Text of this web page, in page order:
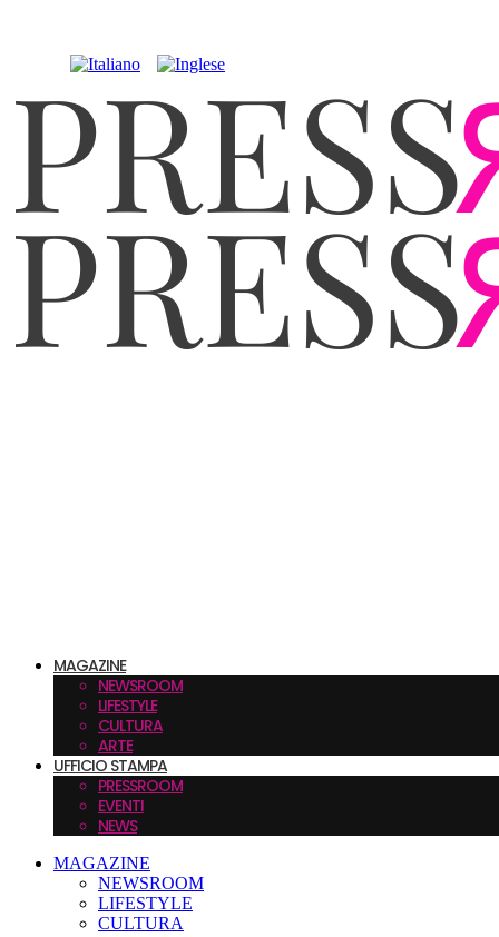
MAGAZINE
NEWSROOM
LIFESTYLE
CULTURA
ARTE
UFFICIO STAMPA
PRESSROOM
EVENTI
NEWS
MAGAZINE
NEWSROOM
LIFESTYLE
CULTURA